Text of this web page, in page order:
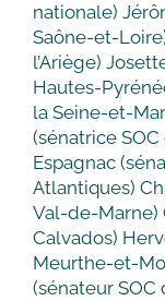
nationale)
Saône-et-
l’Ariège)
Hautes-
la Seine-et-
(sénatrice
Espagnac
Atlantiques)
Val-de-Marne)
Calvados)
Meurthe-et-
(sénateur SOC